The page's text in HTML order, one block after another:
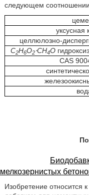
следующем
уксусная
целлюлозно-
C2H6O2⋅CH4O
CAS
мелкозернистых
Изобретение относится